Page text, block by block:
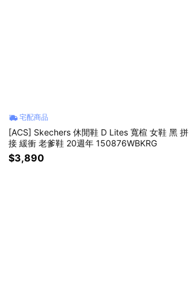
宅配商品
[ACS] Skechers 休閒鞋 D Lites 寬楦 女鞋 黑 拼
接 緩衝 老爹鞋 20週年 150876WBKRG
$3,890